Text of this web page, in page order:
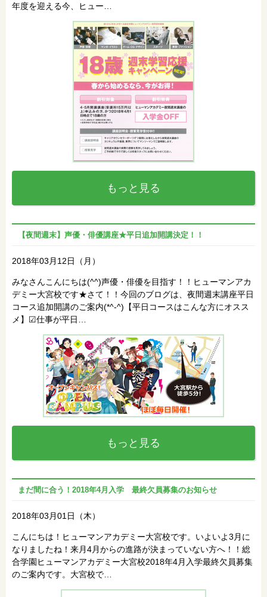
年度を迎える今、ヒュー…
もっと見る
【夜間週末】声優・俳優講座★平日追加開講決定！！
2018年03月12日（月）
みなさんこんにちは(^^)声優・俳優を目指す！！ヒューマンアカ
デミー大宮校です★さて！！今回のブログは、夜間週末講座平日
コース追加開講のご案内(*^-^)【平日コースはこんな方にオスス
メ】☑仕事が平日…
もっと見る
まだ間に合う！2018年4月入学 最終欠員募集のお知らせ
2018年03月01日（木）
こんにちは！ヒューマンアカデミー大宮校です。いよいよ3月に
なりましたね！来月4月からの進路が決まっていない方へ！！総
合学園ヒューマンアカデミー大宮校2018年4月入学最終欠員募集
のご案内です。大宮校で…